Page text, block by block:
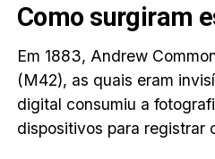
Como surgiram
Em 1883, Andrew
(M42), as quais eram
digital consumiu a
dispositivos para registrar